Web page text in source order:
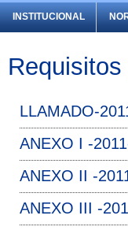
INSTITUCIONAL
LLAMADO-
ANEXO I -
ANEXO II -
ANEXO III -